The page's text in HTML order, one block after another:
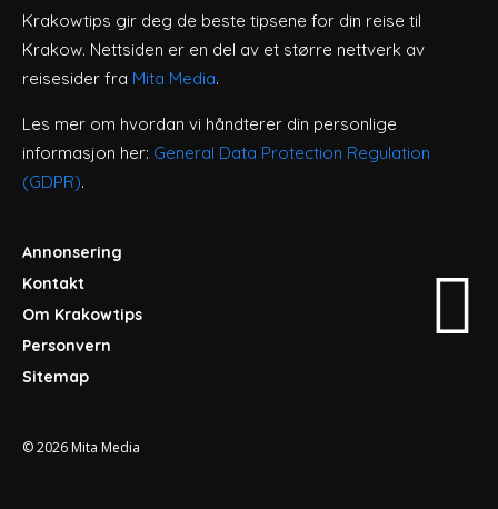
Krakowtips gir deg de beste tipsene for din reise til
Krakow. Nettsiden er en del av et større nettverk av
reisesider fra Mita Media.
Les mer om hvordan vi håndterer din personlige
informasjon her: General Data Protection Regulation
(GDPR).
Annonsering
Kontakt
Om Krakowtips
Personvern
Sitemap
© 2026 Mita Media